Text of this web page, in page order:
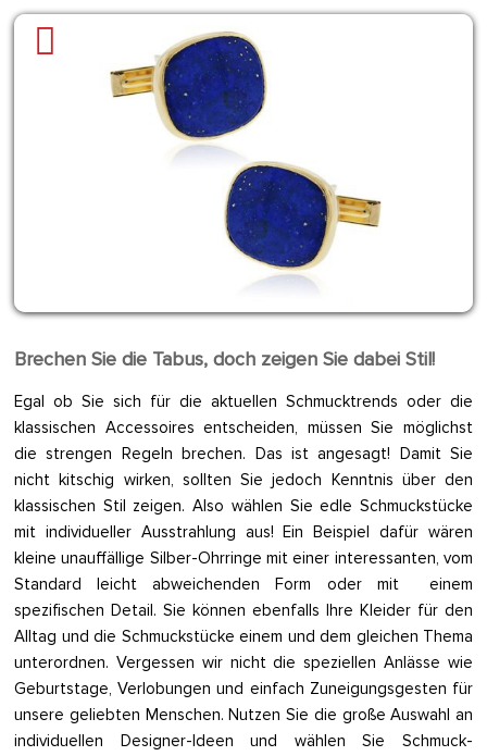
Brechen Sie die Tabus, doch zeigen Sie dabei Stil!
Egal ob Sie sich für die aktuellen Schmucktrends oder die
klassischen Accessoires entscheiden, müssen Sie möglichst
die strengen Regeln brechen. Das ist angesagt! Damit Sie
nicht kitschig wirken, sollten Sie jedoch Kenntnis über den
klassischen Stil zeigen. Also wählen Sie edle Schmuckstücke
mit individueller Ausstrahlung aus! Ein Beispiel dafür wären
kleine unauffällige Silber-Ohrringe mit einer interessanten, vom
Standard leicht abweichenden Form oder mit einem
spezifischen Detail. Sie können ebenfalls Ihre Kleider für den
Alltag und die Schmuckstücke einem und dem gleichen Thema
unterordnen. Vergessen wir nicht die speziellen Anlässe wie
Geburtstage, Verlobungen und einfach Zuneigungsgesten für
unsere geliebten Menschen. Nutzen Sie die große Auswahl an
individuellen Designer-Ideen und wählen Sie Schmuck-